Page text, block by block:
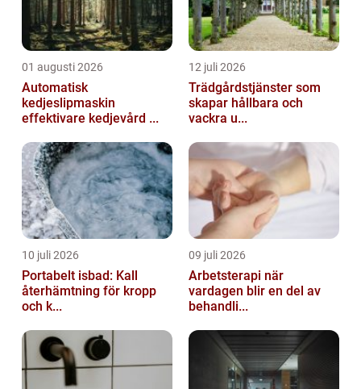
01 augusti 2026
Automatisk
kedjeslipmaskin
effektivare kedjevård ...
12 juli 2026
Trädgårdstjänster som
skapar hållbara och
vackra u...
10 juli 2026
Portabelt isbad: Kall
återhämtning för kropp
och k...
09 juli 2026
Arbetsterapi när
vardagen blir en del av
behandli...